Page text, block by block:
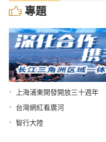
專題
• 上海浦東開發開放三十週年
• 台灣網紅看廣河
• 智行大陸